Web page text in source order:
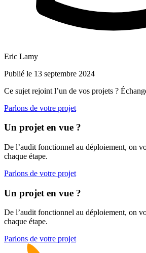
Eric Lamy
Publié le 13 septembre 2024
Ce sujet rejoint l’un de vos projets ?
Parlons de votre projet
Un projet en vue ?
De l’audit fonctionnel au déploiement, on
chaque étape.
Parlons de votre projet
Un projet en vue ?
De l’audit fonctionnel au déploiement, on
chaque étape.
Parlons de votre projet